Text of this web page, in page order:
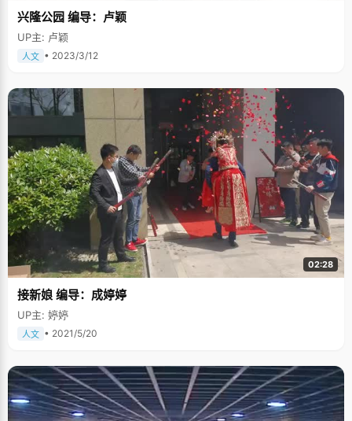
兴隆公园 编导：卢颖
UP主: 卢颖
人文 • 2023/3/12
02:28
接新娘 编导：成婷婷
UP主: 婷婷
人文 • 2021/5/20